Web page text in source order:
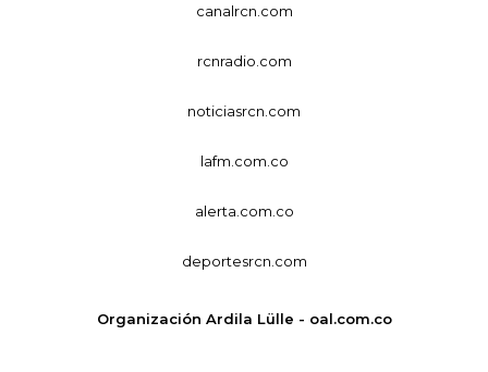
canalrcn.com
rcnradio.com
noticiasrcn.com
lafm.com.co
alerta.com.co
deportesrcn.com
Organización Ardila Lülle - oal.com.co